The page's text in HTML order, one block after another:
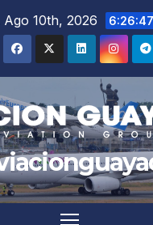
Ago 10th, 2026